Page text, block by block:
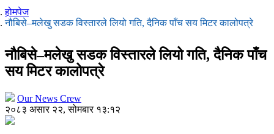
होमपेज
नौबिसे–मलेखु सडक विस्तारले लियो गति, दैनिक पाँच सय मिटर कालोपत्रे
नौबिसे–मलेखु सडक विस्तारले लियो गति, दैनिक पाँच
सय मिटर कालोपत्रे
Our News Crew
२०८३ असार २२, सोमबार १३:१२